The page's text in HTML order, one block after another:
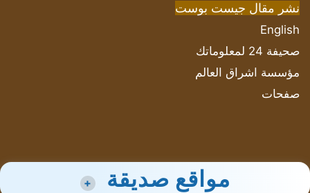
نشر مقال جيست بوست
English
صحيفة 24 لمعلوماتك
مؤسسة اشراق العالم
صفحات
مواقع صديقة +